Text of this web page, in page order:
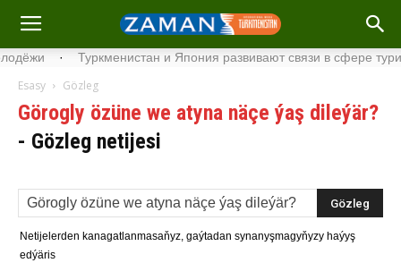
Туркменистан и Япония развивают связи в сфере
Esasy Gözleg
Görogly özüne we atyna näçe ýaş dileýär?
- Gözleg netijesi
Netijelerden kanagatlanmasaňyz, gaýtadan synanyşmagyňyzy haýyş
edýäris